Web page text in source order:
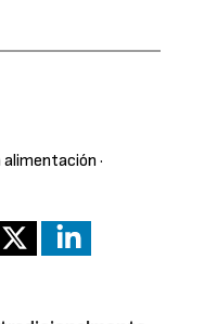
alimentación ·